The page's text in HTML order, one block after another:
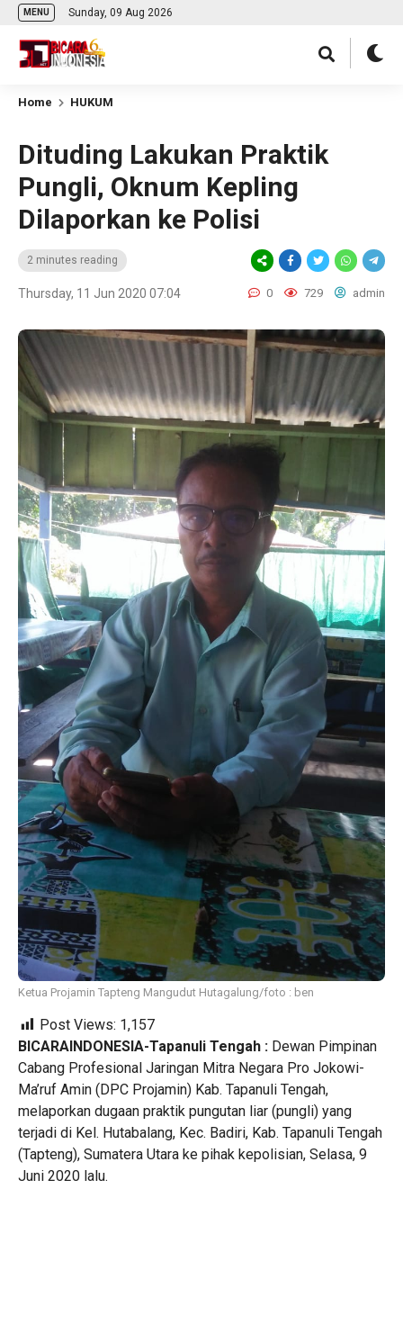
MENU Sunday, 09 Aug 2026
Home HUKUM
Dituding Lakukan Praktik
Pungli, Oknum Kepling
Dilaporkan ke Polisi
2 minutes reading
Thursday, 11 Jun 2020 07:04 0 729 admin
Ketua Projamin Tapteng Mangudut Hutagalung/foto : ben
Post Views: 1,157
BICARAINDONESIA-Tapanuli Tengah : Dewan Pimpinan
Cabang Profesional Jaringan Mitra Negara Pro Jokowi-
Ma’ruf Amin (DPC Projamin) Kab. Tapanuli Tengah,
melaporkan dugaan praktik pungutan liar (pungli) yang
terjadi di Kel. Hutabalang, Kec. Badiri, Kab. Tapanuli Tengah
(Tapteng), Sumatera Utara ke pihak kepolisian, Selasa, 9
Juni 2020 lalu.